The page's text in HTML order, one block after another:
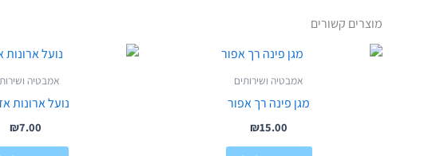
מוצרים קשורים
אמבטיה ושירותים
מגן פינה רך אפור
₪15.00
אמבטיה
נועל ארונות
₪7.00